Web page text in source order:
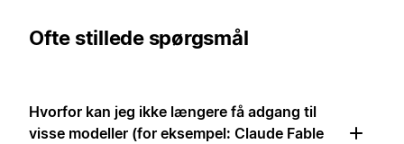
Ofte stillede spørgsmål
Hvorfor kan jeg ikke længere få adgang til
visse modeller (for eksempel: Claude Fable